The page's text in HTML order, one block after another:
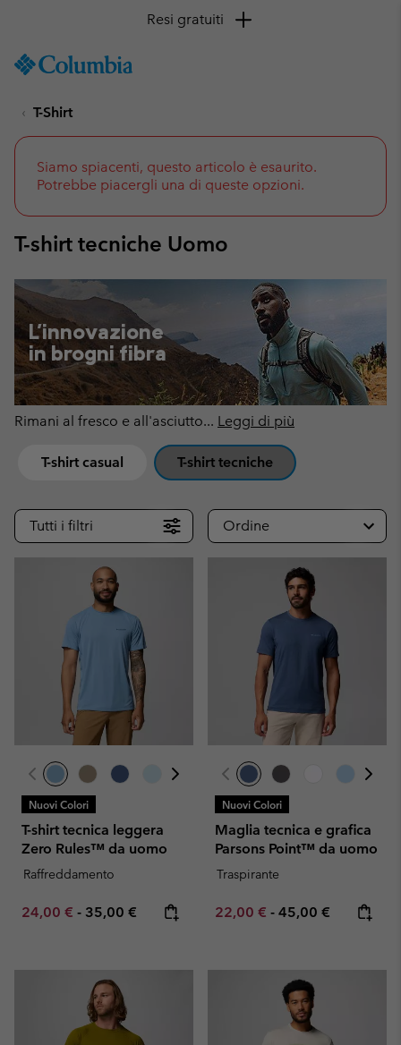
TO
SKIP
NAV
TO
SEARCH
Resi gratuiti
T-Shirt
Siamo spiacenti, questo articolo è esaurito.
Potrebbe piacergli una di queste opzioni.
T-shirt tecniche Uomo
L'innovazione
in brogni fibra
Rimani al fresco e all'asciutto... Leggi di più
T-shirt casual T-shirt tecniche
Tutti i filtri Ordine
Nuovi Colori
T-shirt tecnica leggera
Zero Rules™ da uomo
Raffreddamento
Minimum sale price:
24,00 € - Maximum price:
35,00 €
Nuovi Colori
Maglia tecnica e grafica
Parsons Point™ da uomo
Traspirante
Minimum sale price:
22,00 € - Maximum price:
45,00 €